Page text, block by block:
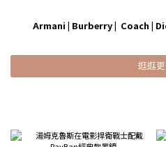
Armani | Burberry | Coach |
逛逛